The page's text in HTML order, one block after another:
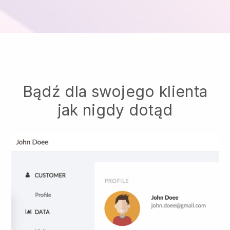
Bądź dla swojego klienta
jak nigdy dotąd